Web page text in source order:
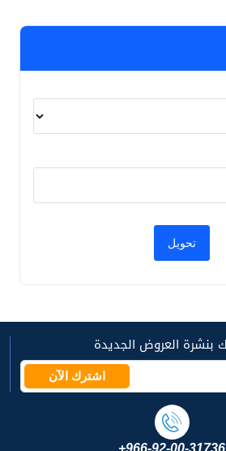
بنشرة العروض الجديدة
اشترك الآن